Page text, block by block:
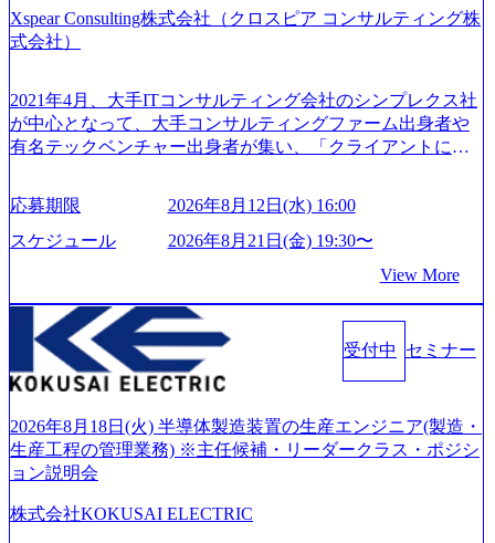
Xspear Consulting株式会社（クロスピア コンサルティング株
式会社）
2021年4月、大手ITコンサルティング会社のシンプレクス社
が中心となって、大手コンサルティングファーム出身者や
有名テックベンチャー出身者が集い、「クライアントにと
い」という想いの下で立ち上げた新鋭ファーム テクノロジ
ーがビジネスの成功に大きな影響力を持つDX時代におい
て、20年以上にわたってFintech業界を中心に最先端テクノ
つ、あらゆる業種・業界のクライアントの企業価値の最大
化を支援するために、戦略策定、組織改革、人材育成、業
務改善、実行支援などのコンサルティングサービスを一気
通貫で提供するのが特徴（いわゆる総合コンサルティング
ファーム） 社名の由来は”DXエリアにSpir（槍）を指して
ていく”という位置づけ 一昔前は金融が強い企業として認知
されていたが、現在金融の売上割合は全体の3割。現在はTo
C事業を始め、パブリック、製造業、通信、エンタメ、教
はあるが、社員の興味のある分野やスキルを活用したいな
応募期限
2026年8月12日(水) 16:00
スケジュール
2026年8月21日(金) 19:30〜
View More
受付中 セミナー
2026年8月18日(火) 半導体製造装置の生産エンジニア(製造・
生産工程の管理業務) ※主任候補・リーダークラス・ポジシ
ョン説明会
株式会社KOKUSAI ELECTRIC